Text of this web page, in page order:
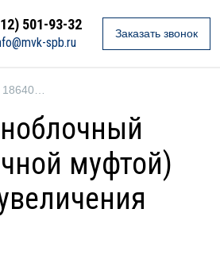
501-93-32
spb.ru
Заказать звонок
муфтой)